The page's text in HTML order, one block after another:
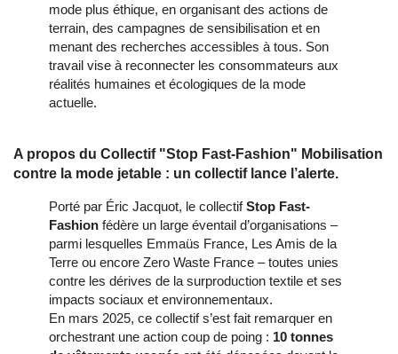
mode plus éthique, en organisant des actions de
terrain, des campagnes de sensibilisation et en
menant des recherches accessibles à tous. Son
travail vise à reconnecter les consommateurs aux
réalités humaines et écologiques de la mode
actuelle.
A propos du Collectif "Stop Fast-Fashion" Mobilisation
contre la mode jetable : un collectif lance l’alerte.
Porté par Éric Jacquot, le collectifStop Fast-
Fashion fédère un large éventail d’organisations –
parmi lesquelles Emmaüs France, Les Amis de la
Terre ou encore Zero Waste France – toutes unies
contre les dérives de la surproduction textile et ses
impacts sociaux et environnementaux.
En mars 2025, ce collectif s’est fait remarquer en
orchestrant une action coup de poing : 10 tonnes